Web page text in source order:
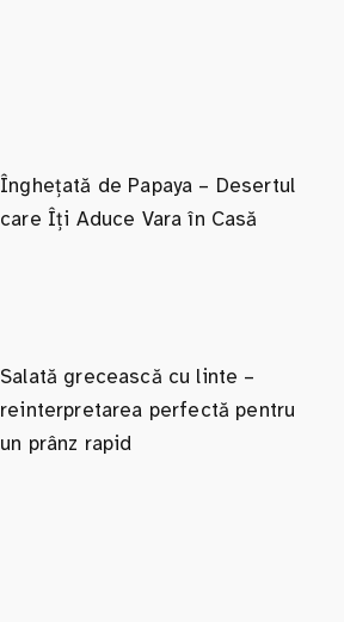
Înghețată de Papaya – Desertul
care Îți Aduce Vara în Casă
Salată grecească cu linte –
reinterpretarea perfectă pentru
un prânz rapid